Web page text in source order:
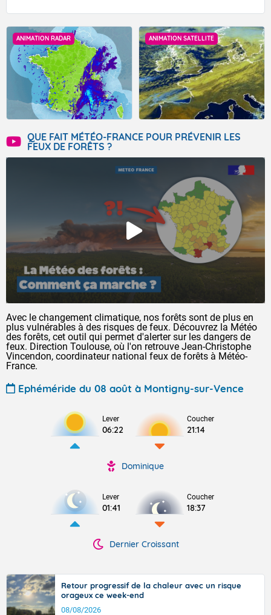
ANIMATION RADAR ANIMATION SATELLITE
QUE FAIT MÉTÉO-FRANCE POUR PRÉVENIR LES
FEUX DE FORÊTS ?
Avec le changement climatique, nos forêts sont de plus en
plus vulnérables à des risques de feux. Découvrez la Météo
des forêts, cet outil qui permet d'alerter sur les dangers de
feux. Direction Toulouse, où l'on retrouve Jean-Christophe
Vincendon, coordinateur national feux de forêts à Météo-
France.
Ephéméride du 08 août à Montigny-sur-Vence
Lever
06:22
Coucher
21:14
Dominique
Lever
01:41
Coucher
18:37
Dernier Croissant
Retour progressif de la chaleur avec un risque
orageux ce week-end
08/08/2026